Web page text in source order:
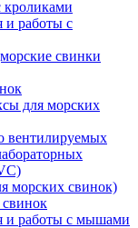
кроликами
и работы с
свинки
для морских
вентилируемых
морских свинок)
и работы с мышами